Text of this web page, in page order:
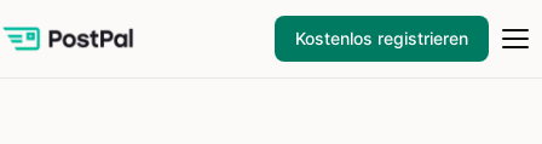
Kostenlos registrieren